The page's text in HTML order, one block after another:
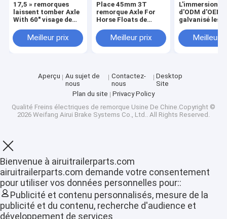
Aperçu
Produits
VR Show
17,5 » remorques
laissent tomber Axle
With 60" visage de
résistants
Meilleur prix
Place 45mm 3T
remorque Axle For
Horse Floats de
Meilleur prix
L'immersion
d'ODM d'OEM
galvanisé les
remorque à
Meilleur
Aperçu
Au sujet de
nous
Contactez-
nous
Desktop
Site
Plan du site
Privacy Policy
Qualité Freins électriques de remorque Usine De Chine.Copyright ©
2026 Weifang Airui Brake Systems Co., Ltd.. All Rights Reserved.
Bienvenue à airuitrailerparts.com
airuitrailerparts.com demande votre consentement
pour utiliser vos données personnelles pour::
Publicité et contenu personnalisés, mesure de la
publicité et du contenu, recherche d'audience et
développement de services